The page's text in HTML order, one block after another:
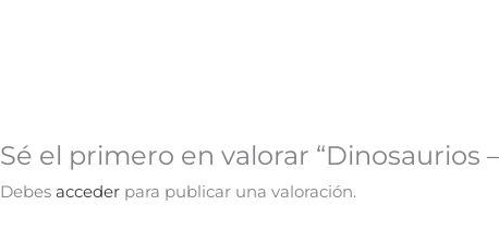
Sé el primero en valorar “Dinosaurios
Debes acceder para publicar una valoración.